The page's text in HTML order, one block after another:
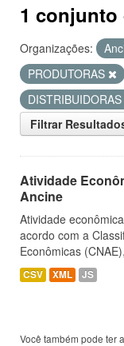
1 conjunto
Organizações:
PRODUTORAS
DISTRIBUIDORAS
Filtrar
Atividade
Ancine
Atividade
acordo com a
Econômicas
CSV XML JS
Você também pode ter